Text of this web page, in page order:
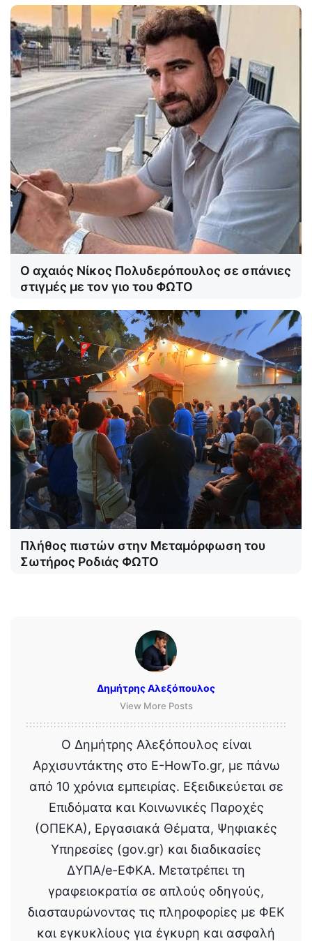
Ο αχαιός Νίκος Πολυδερόπουλος σε σπάνιες
στιγμές με τον γιο του ΦΩΤΟ
Πλήθος πιστών στην Μεταμόρφωση του
Σωτήρος Ροδιάς ΦΩΤΟ
Δημήτρης Αλεξόπουλος
View More Posts
Ο Δημήτρης Αλεξόπουλος είναι
Αρχισυντάκτης στο E-HowTo.gr, με πάνω
από 10 χρόνια εμπειρίας. Εξειδικεύεται σε
Επιδόματα και Κοινωνικές Παροχές
(ΟΠΕΚΑ), Εργασιακά Θέματα, Ψηφιακές
Υπηρεσίες (gov.gr) και διαδικασίες
ΔΥΠΑ/e-ΕΦΚΑ. Μετατρέπει τη
γραφειοκρατία σε απλούς οδηγούς,
διασταυρώνοντας τις πληροφορίες με ΦΕΚ
και εγκυκλίους για έγκυρη και ασφαλή